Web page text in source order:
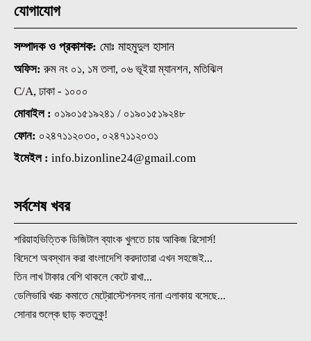
যোগাযোগ
সম্পাদক ও প্রকাশক: মোঃ মাহমুদুল হাসান
অফিস:রুম নং ০১, ১ম তলা, ০৬ ভূইয়া ম্যানশন, মতিঝিল
C/A, ঢাকা - ১০০০
মোবাইল : ০১৯০১৫১৯২৪১ / ০১৯০১৫১৯২৪৮
ফোন: ০২৪৭১১২০৩০, ০২৪৭১১২০৩১
ইমেইল : info.bizonline24@gmail.com
সর্বশেষ খবর
শরিয়াহভিত্তিক ডিজিটাল ব্যাংক খুলতে চায় আকিজ রিসোর্স!
বিদেশে অবস্থান করা বাংলাদেশি করদাতারা এখন সহজেই...
তিন লাখ টাকার বেশি থাকলে কেটে রাখা...
ডেলিভারি খরচ কমাতে মেট্রোস্টেশনসহ নানা এলাকায় বসেছে...
সোনার শুল্কে ছাড় কততুকু!